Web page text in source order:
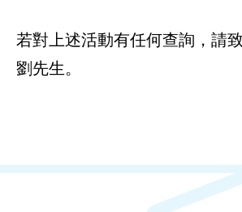
若對上述活動有任何查詢，請
劉先生。